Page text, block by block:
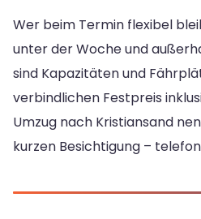
Wer beim Termin flexibel
unter der Woche und
sind Kapazitäten und
verbindlichen Festpreis
Umzug nach Kristiansand
kurzen Besichtigung –